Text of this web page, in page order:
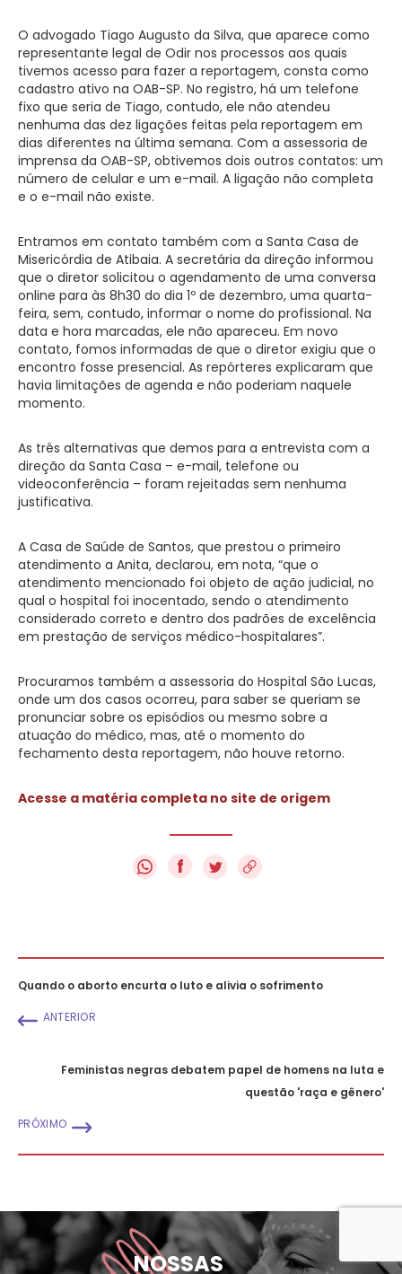
O advogado Tiago Augusto da Silva, que aparece como
representante legal de Odir nos processos aos quais
tivemos acesso para fazer a reportagem, consta como
cadastro ativo na OAB-SP. No registro, há um telefone
fixo que seria de Tiago, contudo, ele não atendeu
nenhuma das dez ligações feitas pela reportagem em
dias diferentes na última semana. Com a assessoria de
imprensa da OAB-SP, obtivemos dois outros contatos: um
número de celular e um e-mail. A ligação não completa
e o e-mail não existe.
Entramos em contato também com a Santa Casa de
Misericórdia de Atibaia. A secretária da direção informou
que o diretor solicitou o agendamento de uma conversa
online para às 8h30 do dia 1º de dezembro, uma quarta-
feira, sem, contudo, informar o nome do profissional. Na
data e hora marcadas, ele não apareceu. Em novo
contato, fomos informadas de que o diretor exigiu que o
encontro fosse presencial. As repórteres explicaram que
havia limitações de agenda e não poderiam naquele
momento.
As três alternativas que demos para a entrevista com a
direção da Santa Casa – e-mail, telefone ou
videoconferência – foram rejeitadas sem nenhuma
justificativa.
A Casa de Saúde de Santos, que prestou o primeiro
atendimento a Anita, declarou, em nota, “que o
atendimento mencionado foi objeto de ação judicial, no
qual o hospital foi inocentado, sendo o atendimento
considerado correto e dentro dos padrões de excelência
em prestação de serviços médico-hospitalares”.
Procuramos também a assessoria do Hospital São Lucas,
onde um dos casos ocorreu, para saber se queriam se
pronunciar sobre os episódios ou mesmo sobre a
atuação do médico, mas, até o momento do
fechamento desta reportagem, não houve retorno.
Acesse a matéria completa no site de origem
f
Quando o aborto encurta o luto e alivia o sofrimento
ANTERIOR
Feministas negras debatem papel de homens na luta e
questão 'raça e gênero'
PRÓXIMO
NOSSAS